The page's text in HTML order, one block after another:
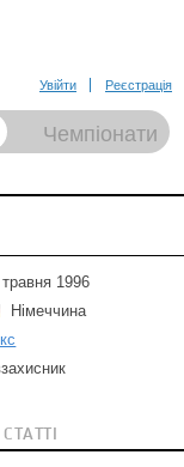
Увійти Реєстрація
1996
Німеччина
СТАТТІ